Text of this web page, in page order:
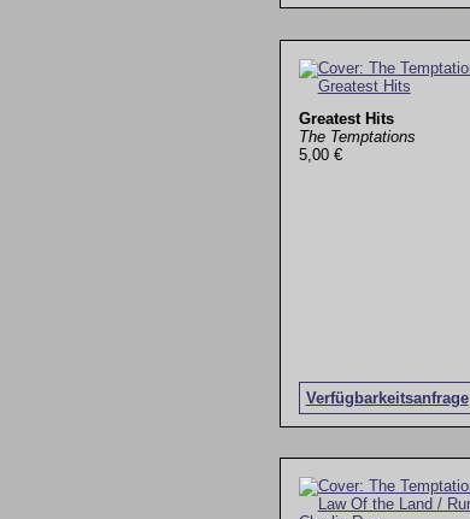
Greatest Hits
The Temptations
5,00 €
Verfügbarkeitsanfrage